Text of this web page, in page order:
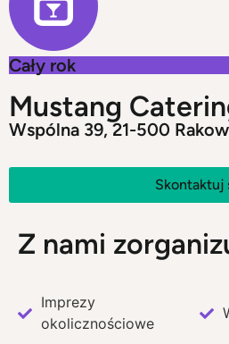
Cały rok
Mustang
Wspólna 39, 21-500
Skontaktuj
Z nami
Imprezy
okolicznościowe